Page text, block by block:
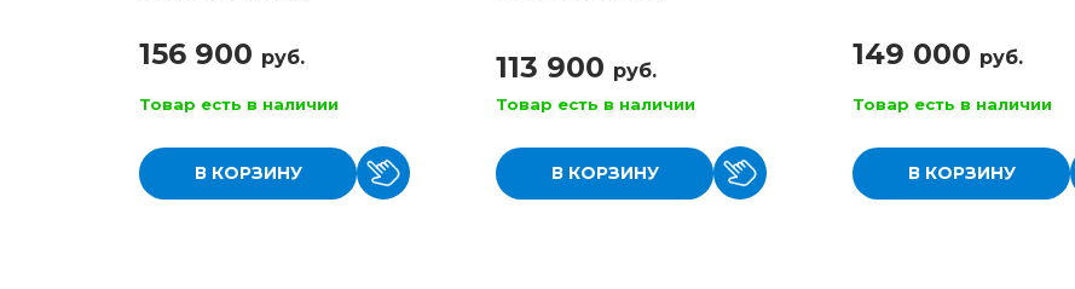
156 900 руб.
Товар есть в наличии
В КОРЗИНУ
113 900 руб.
Товар есть в наличии
В КОРЗИНУ
149 000 руб.
Товар есть в наличии
В КОРЗИНУ